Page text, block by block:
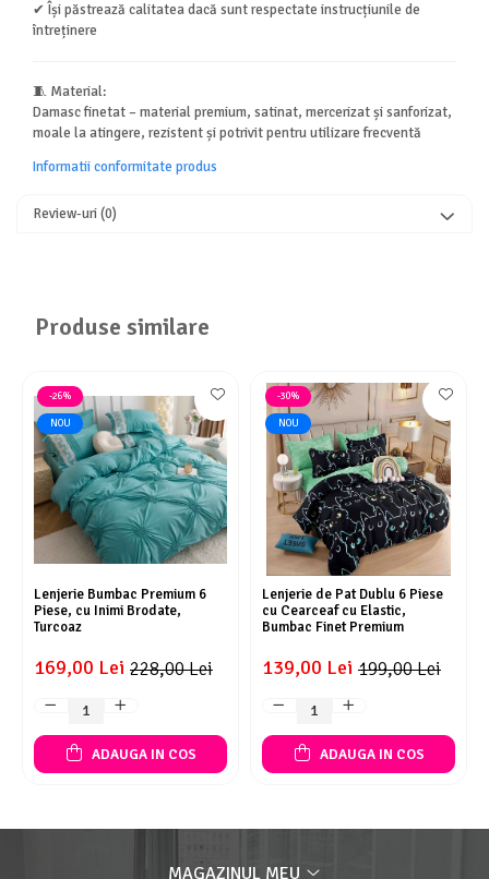
✔ Își păstrează calitatea dacă sunt respectate instrucțiunile de
întreținere
🧵 Material:
Damasc finetat – material premium, satinat, mercerizat și sanforizat,
moale la atingere, rezistent și potrivit pentru utilizare frecventă
Informatii conformitate produs
Review-uri(0)
Produse similare
-26%
NOU
Lenjerie Bumbac Premium 6
Piese, cu Inimi Brodate,
Turcoaz
228,00 Lei
169,00 Lei
ADAUGA IN COS
-30%
NOU
Lenjerie de Pat Dublu 6 Piese
cu Cearceaf cu Elastic,
Bumbac Finet Premium
199,00 Lei
139,00 Lei
ADAUGA IN COS
MAGAZINUL MEU